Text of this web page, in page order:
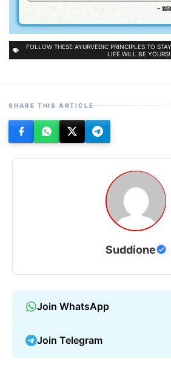
FOLLOW THESE AYURVEDIC PRINCIPLES TO
LIFE WILL BE YOURS!
SHARE THIS ARTICLE
Suddione
Join WhatsApp
Join Telegram